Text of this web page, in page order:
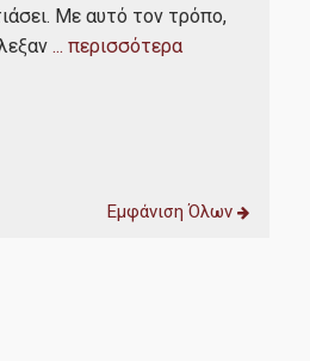
Με αυτό τον τρόπο,
... περισσότερα
Εμφάνιση Όλων